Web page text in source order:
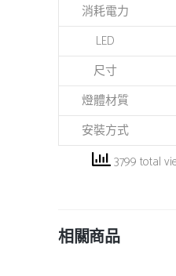
消耗電力
LED
尺寸
燈體材質
安裝方式
3799 total
相關商品